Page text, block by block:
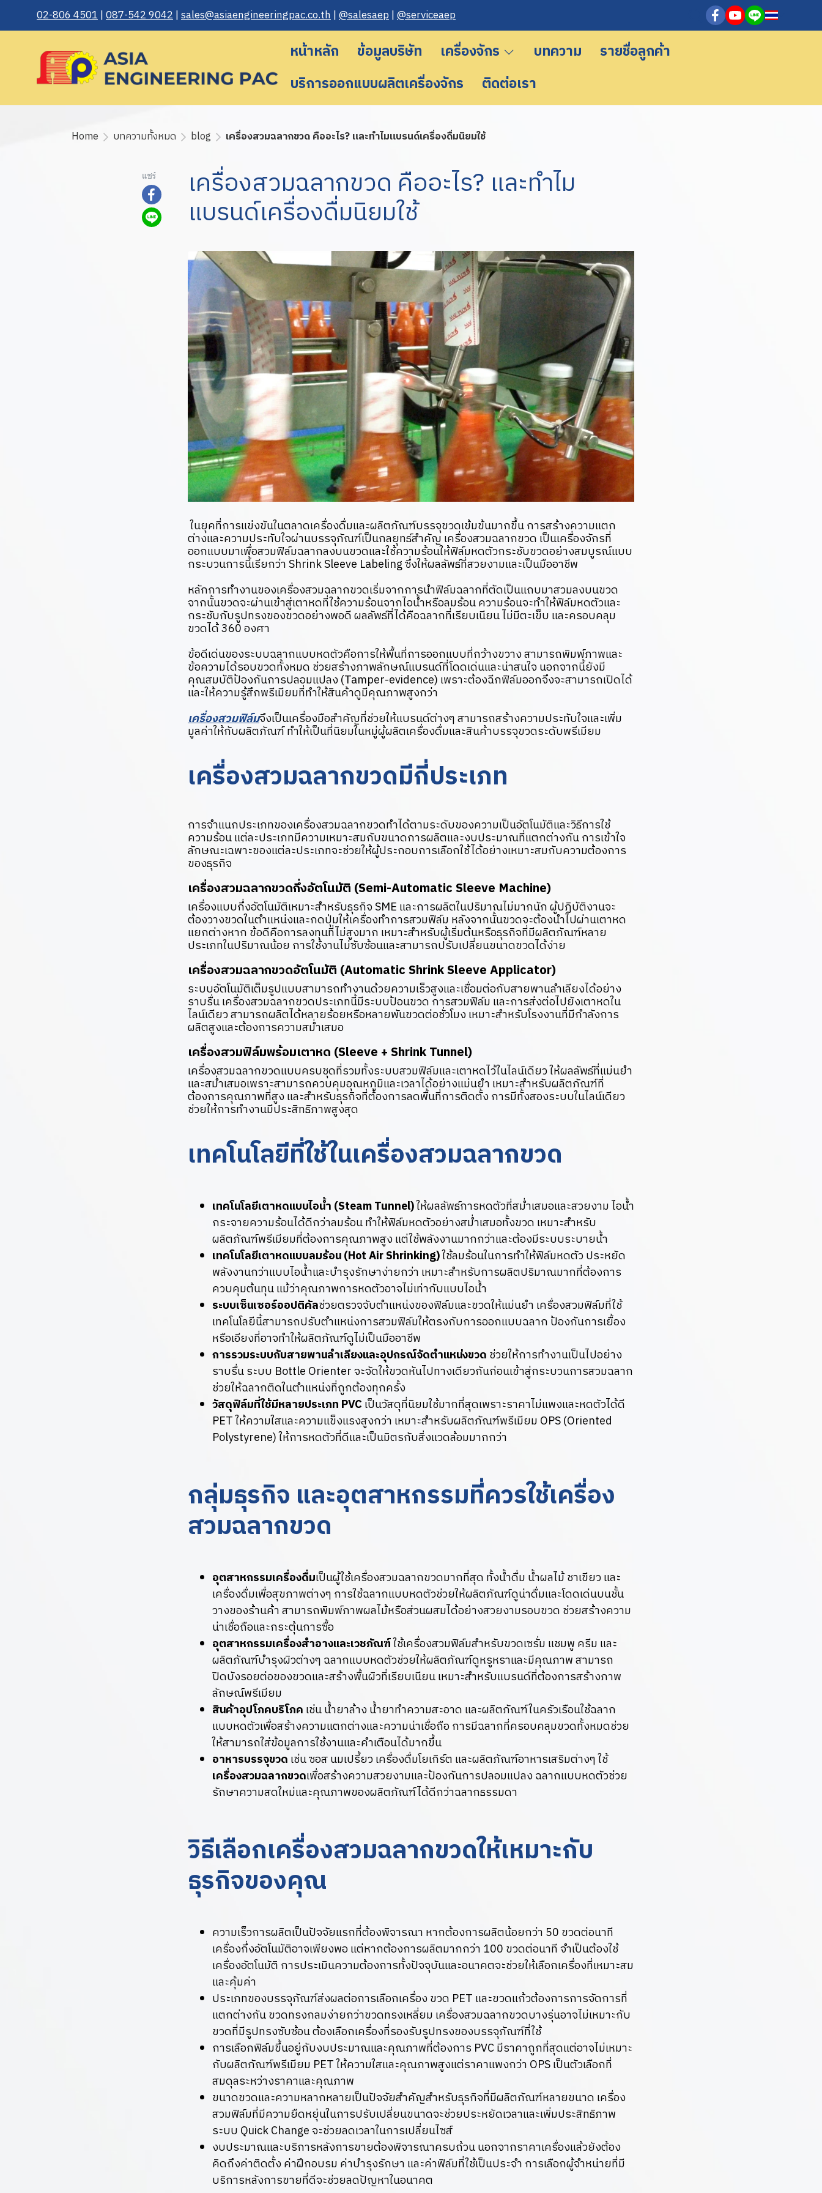
02-806 4501|087-542 9042|sales@asiaengineerin gpac.co.th|@salesaep|@serviceaep
หน้าหลัก ข้อมูลบริษัท เครื่องจักร บทความ
รายชื่อลูกค้า
บริการออกแบบผลิตเครื่องจักร
ติดต่อเรา
Home บทความทั้งหมด blog เครื่องสวมฉลากขวด คืออะไร? และทำไมแบรนด์เครื่องดื่มนิยมใช้
แชร์ เครื่องสวมฉลากขวด คืออะไร? และทำไม
แบรนด์เครื่องดื่มนิยมใช้
ในยุคที่การแข่งขันในตลาดเครื่องดื่มและผลิตภัณฑ์บรรจุขวดเข้มข้นมากขึ้น การสร้างความแตก
ต่างและความประทับใจผ่านบรรจุภัณฑ์เป็นกลยุทธ์สำคัญ เครื่องสวมฉลากขวด เป็นเครื่องจักรที่
ออกแบบมาเพื่อสวมฟิล์มฉลากลงบนขวดและใช้ความร้อนให้ฟิล์มหดตัวกระชับขวดอย่างสมบูรณ์แบบ
กระบวนการนี้เรียกว่า Shrink Sleeve Labeling ซึ่งให้ผลลัพธ์ที่สวยงามและเป็นมืออาชีพ
หลักการทำงานของเครื่องสวมฉลากขวดเริ่มจากการนำฟิล์มฉลากที่ตัดเป็นแถบมาสวมลงบนขวด
จากนั้นขวดจะผ่านเข้าสู่เตาหดที่ใช้ความร้อนจากไอน้ำหรือลมร้อน ความร้อนจะทำให้ฟิล์มหดตัวและ
กระชับกับรูปทรงของขวดอย่างพอดี ผลลัพธ์ที่ได้คือฉลากที่เรียบเนียน ไม่มีตะเข็บ และครอบคลุม
ขวดได้ 360 องศา
ข้อดีเด่นของระบบฉลากแบบหดตัวคือการให้พื้นที่การออกแบบที่กว้างขวาง สามารถพิมพ์ภาพและ
ข้อความได้รอบขวดทั้งหมด ช่วยสร้างภาพลักษณ์แบรนด์ที่โดดเด่นและน่าสนใจ นอกจากนี้ยังมี
คุณสมบัติป้องกันการปลอมแปลง (Tamper-evidence) เพราะต้องฉีกฟิล์มออกจึงจะสามารถเปิดได้
และให้ความรู้สึกพรีเมียมที่ทำให้สินค้าดูมีคุณภาพสูงกว่า
เครื่องสวมฟิล์มจึงเป็นเครื่องมือสำคัญที่ช่วยให้แบรนด์ต่างๆ สามารถสร้างความประทับใจและเพิ่ม
มูลค่าให้กับผลิตภัณฑ์ ทำให้เป็นที่นิยมในหมู่ผู้ผลิตเครื่องดื่มและสินค้าบรรจุขวดระดับพรีเมียม
เครื่องสวมฉลากขวดมีกี่ประเภท
การจำแนกประเภทของเครื่องสวมฉลากขวดทำได้ตามระดับของความเป็นอัตโนมัติและวิธีการใช้
ความร้อน แต่ละประเภทมีความเหมาะสมกับขนาดการผลิตและงบประมาณที่แตกต่างกัน การเข้าใจ
ลักษณะเฉพาะของแต่ละประเภทจะช่วยให้ผู้ประกอบการเลือกใช้ได้อย่างเหมาะสมกับความต้องการ
ของธุรกิจ
เครื่องสวมฉลากขวดกึ่งอัตโนมัติ (Semi-Automatic Sleeve Machine)
เครื่องแบบกึ่งอัตโนมัติเหมาะสำหรับธุรกิจ SME และการผลิตในปริมาณไม่มากนัก ผู้ปฏิบัติงานจะ
ต้องวางขวดในตำแหน่งและกดปุ่มให้เครื่องทำการสวมฟิล์ม หลังจากนั้นขวดจะต้องนำไปผ่านเตาหด
แยกต่างหาก ข้อดีคือการลงทุนที่ไม่สูงมาก เหมาะสำหรับผู้เริ่มต้นหรือธุรกิจที่มีผลิตภัณฑ์หลาย
ประเภทในปริมาณน้อย การใช้งานไม่ซับซ้อนและสามารถปรับเปลี่ยนขนาดขวดได้ง่าย
เครื่องสวมฉลากขวดอัตโนมัติ (Automatic Shrink Sleeve Applicator)
ระบบอัตโนมัติเต็มรูปแบบสามารถทำงานด้วยความเร็วสูงและเชื่อมต่อกับสายพานลำเลียงได้อย่าง
ราบรื่น เครื่องสวมฉลากขวดประเภทนี้มีระบบป้อนขวด การสวมฟิล์ม และการส่งต่อไปยังเตาหดใน
ไลน์เดียว สามารถผลิตได้หลายร้อยหรือหลายพันขวดต่อชั่วโมง เหมาะสำหรับโรงงานที่มีกำลังการ
ผลิตสูงและต้องการความสม่ำเสมอ
เครื่องสวมฟิล์มพร้อมเตาหด (Sleeve + Shrink Tunnel)
เครื่องสวมฉลากขวดแบบครบชุดที่รวมทั้งระบบสวมฟิล์มและเตาหดไว้ในไลน์เดียว ให้ผลลัพธ์ที่แม่นยำ
และสม่ำเสมอเพราะสามารถควบคุมอุณหภูมิและเวลาได้อย่างแม่นยำ เหมาะสำหรับผลิตภัณฑ์ที่
ต้องการคุณภาพที่สูง และสำหรับธุรกิจที่ต้องการลดพื้นที่การติดตั้ง การมีทั้งสองระบบในไลน์เดียว
ช่วยให้การทำงานมีประสิทธิภาพสูงสุด
เทคโนโลยีที่ใช้ในเครื่องสวมฉลากขวด
เทคโนโลยีเตาหดแบบไอน้ำ (Steam Tunnel)ให้ผลลัพธ์การหดตัวที่สม่ำเสมอและสวยงาม ไอน้ำ
กระจายความร้อนได้ดีกว่าลมร้อน ทำให้ฟิล์มหดตัวอย่างสม่ำเสมอทั้งขวด เหมาะสำหรับ
ผลิตภัณฑ์พรีเมียมที่ต้องการคุณภาพสูง แต่ใช้พลังงานมากกว่าและต้องมีระบบระบายน้ำ
เทคโนโลยีเตาหดแบบลมร้อน (Hot Air Shrinking)ใช้ลมร้อนในการทำให้ฟิล์มหดตัว ประหยัด
พลังงานกว่าแบบไอน้ำและบำรุงรักษาง่ายกว่า เหมาะสำหรับการผลิตปริมาณมากที่ต้องการ
ควบคุมต้นทุน แม้ว่าคุณภาพการหดตัวอาจไม่เท่ากับแบบไอน้ำ
ระบบเซ็นเซอร์ออปติคัลช่วยตรวจจับตำแหน่งของฟิล์มและขวดให้แม่นยำ เครื่องสวมฟิล์มที่ใช้
เทคโนโลยีนี้สามารถปรับตำแหน่งการสวมฟิล์มให้ตรงกับการออกแบบฉลาก ป้องกันการเยื้อง
หรือเอียงที่อาจทำให้ผลิตภัณฑ์ดูไม่เป็นมืออาชีพ
การรวมระบบกับสายพานลำเลียงและอุปกรณ์จัดตำแหน่งขวด ช่วยให้การทำงานเป็นไปอย่าง
ราบรื่น ระบบ Bottle Orienter จะจัดให้ขวดหันไปทางเดียวกันก่อนเข้าสู่กระบวนการสวมฉลาก
ช่วยให้ฉลากติดในตำแหน่งที่ถูกต้องทุกครั้ง
วัสดุฟิล์มที่ใช้มีหลายประเภท PVC เป็นวัสดุที่นิยมใช้มากที่สุดเพราะราคาไม่แพงและหดตัวได้ดี
PET ให้ความใสและความแข็งแรงสูงกว่า เหมาะสำหรับผลิตภัณฑ์พรีเมียม OPS (Oriented
Polystyrene) ให้การหดตัวที่ดีและเป็นมิตรกับสิ่งแวดล้อมมากกว่า
กลุ่มธุรกิจ และอุตสาหกรรมที่ควรใช้เครื่อง
สวมฉลากขวด
อุตสาหกรรมเครื่องดื่มเป็นผู้ใช้เครื่องสวมฉลากขวดมากที่สุด ทั้งน้ำดื่ม น้ำผลไม้ ชาเขียว และ
เครื่องดื่มเพื่อสุขภาพต่างๆ การใช้ฉลากแบบหดตัวช่วยให้ผลิตภัณฑ์ดูน่าดื่มและโดดเด่นบนชั้น
วางของร้านค้า สามารถพิมพ์ภาพผลไม้หรือส่วนผสมได้อย่างสวยงามรอบขวด ช่วยสร้างความ
น่าเชื่อถือและกระตุ้นการซื้อ
อุตสาหกรรมเครื่องสำอางและเวชภัณฑ์ใช้เครื่องสวมฟิล์มสำหรับขวดเซรั่ม แชมพู ครีม และ
ผลิตภัณฑ์บำรุงผิวต่างๆ ฉลากแบบหดตัวช่วยให้ผลิตภัณฑ์ดูหรูหราและมีคุณภาพ สามารถ
ปิดบังรอยต่อของขวดและสร้างพื้นผิวที่เรียบเนียน เหมาะสำหรับแบรนด์ที่ต้องการสร้างภาพ
ลักษณ์พรีเมียม
สินค้าอุปโภคบริโภค เช่น น้ำยาล้าง น้ำยาทำความสะอาด และผลิตภัณฑ์ในครัวเรือนใช้ฉลาก
แบบหดตัวเพื่อสร้างความแตกต่างและความน่าเชื่อถือ การมีฉลากที่ครอบคลุมขวดทั้งหมดช่วย
ให้สามารถใส่ข้อมูลการใช้งานและคำเตือนได้มากขึ้น
อาหารบรรจุขวด เช่น ซอส นมเปรี้ยว เครื่องดื่มโยเกิร์ต และผลิตภัณฑ์อาหารเสริมต่างๆ ใช้
เครื่องสวมฉลากขวดเพื่อสร้างความสวยงามและป้องกันการปลอมแปลง ฉลากแบบหดตัวช่วย
รักษาความสดใหม่และคุณภาพของผลิตภัณฑ์ได้ดีกว่าฉลากธรรมดา
วิธีเลือกเครื่องสวมฉลากขวดให้เหมาะกับ
ธุรกิจของคุณ
ความเร็วการผลิตเป็นปัจจัยแรกที่ต้องพิจารณา หากต้องการผลิตน้อยกว่า 50 ขวดต่อนาที
เครื่องกึ่งอัตโนมัติอาจเพียงพอ แต่หากต้องการผลิตมากกว่า 100 ขวดต่อนาที จำเป็นต้องใช้
เครื่องอัตโนมัติ การประเมินความต้องการทั้งปัจจุบันและอนาคตจะช่วยให้เลือกเครื่องที่เหมาะสม
และคุ้มค่า
ประเภทของบรรจุภัณฑ์ส่งผลต่อการเลือกเครื่อง ขวด PET และขวดแก้วต้องการการจัดการที่
แตกต่างกัน ขวดทรงกลมง่ายกว่าขวดทรงเหลี่ยม เครื่องสวมฉลากขวดบางรุ่นอาจไม่เหมาะกับ
ขวดที่มีรูปทรงซับซ้อน ต้องเลือกเครื่องที่รองรับรูปทรงของบรรจุภัณฑ์ที่ใช้
การเลือกฟิล์มขึ้นอยู่กับงบประมาณและคุณภาพที่ต้องการ PVC มีราคาถูกที่สุดแต่อาจไม่เหมาะ
กับผลิตภัณฑ์พรีเมียม PET ให้ความใสและคุณภาพสูงแต่ราคาแพงกว่า OPS เป็นตัวเลือกที่
สมดุลระหว่างราคาและคุณภาพ
ขนาดขวดและความหลากหลายเป็นปัจจัยสำคัญสำหรับธุรกิจที่มีผลิตภัณฑ์หลายขนาด เครื่อง
สวมฟิล์มที่มีความยืดหยุ่นในการปรับเปลี่ยนขนาดจะช่วยประหยัดเวลาและเพิ่มประสิทธิภาพ
ระบบ Quick Change จะช่วยลดเวลาในการเปลี่ยนไซส์
งบประมาณและบริการหลังการขายต้องพิจารณาครบถ้วน นอกจากราคาเครื่องแล้วยังต้อง
คิดถึงค่าติดตั้ง ค่าฝึกอบรม ค่าบำรุงรักษา และค่าฟิล์มที่ใช้เป็นประจำ การเลือกผู้จำหน่ายที่มี
บริการหลังการขายที่ดีจะช่วยลดปัญหาในอนาคต